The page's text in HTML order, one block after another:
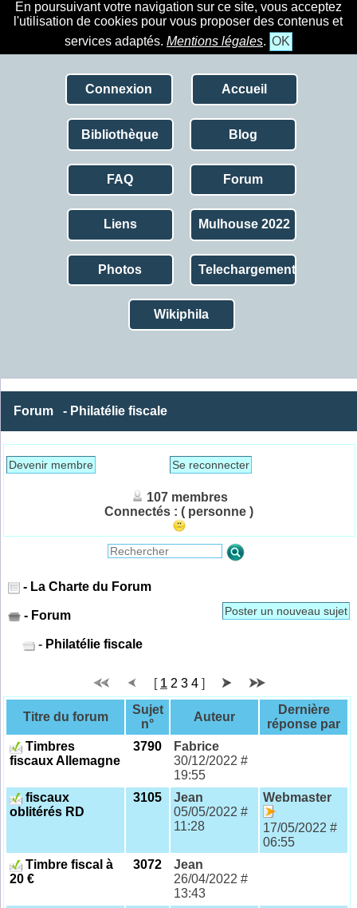
En poursuivant votre navigation sur ce site, vous acceptez
l'utilisation de cookies pour vous proposer des contenus et
services adaptés. Mentions légales. OK
Connexion Accueil
Bibliothèque Blog
FAQ Forum
Liens Mulhouse 2022
Photos Telechargement
Wikiphila
Forum - Philatélie fiscale
Devenir membre Se reconnecter
107 membres
Connectés : ( personne )
- La Charte du Forum
- Forum
- Philatélie fiscale
Poster un nouveau sujet
[ 1 2 3 4 ]
Titre du forum
Sujet
n°
Auteur
Dernière
réponse par
Timbres
fiscaux Allemagne
3790
Fabrice
30/12/2022 #
19:55
fiscaux
oblitérés RD
3105
Jean
05/05/2022 #
11:28
Webmaster
17/05/2022 #
06:55
Timbre fiscal à
20 €
3072
Jean
26/04/2022 #
13:43